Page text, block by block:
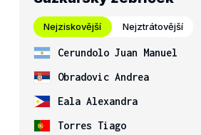
Nejziskovější Nejztrátovější
Cerundolo Juan Manuel
Obradovic Andrea
Eala Alexandra
Torres Tiago